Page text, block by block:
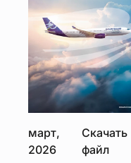
март,
2026
Скачать
файл